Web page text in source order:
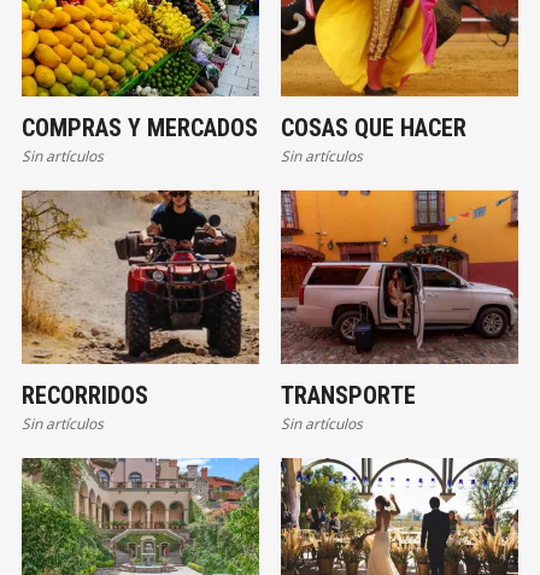
COMPRAS Y MERCADOS
Sin artículos
COSAS QUE HACER
Sin artículos
RECORRIDOS
Sin artículos
TRANSPORTE
Sin artículos